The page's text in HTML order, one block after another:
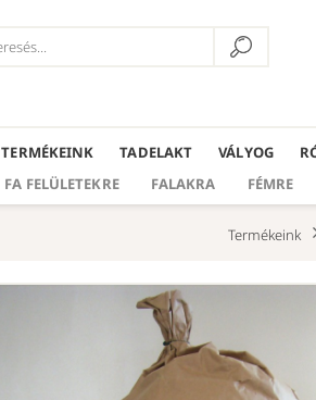
TERMÉKEINK TADELAKT VÁLYOG
FA FELÜLETEKRE
FALAKRA FÉMRE
Termékeink